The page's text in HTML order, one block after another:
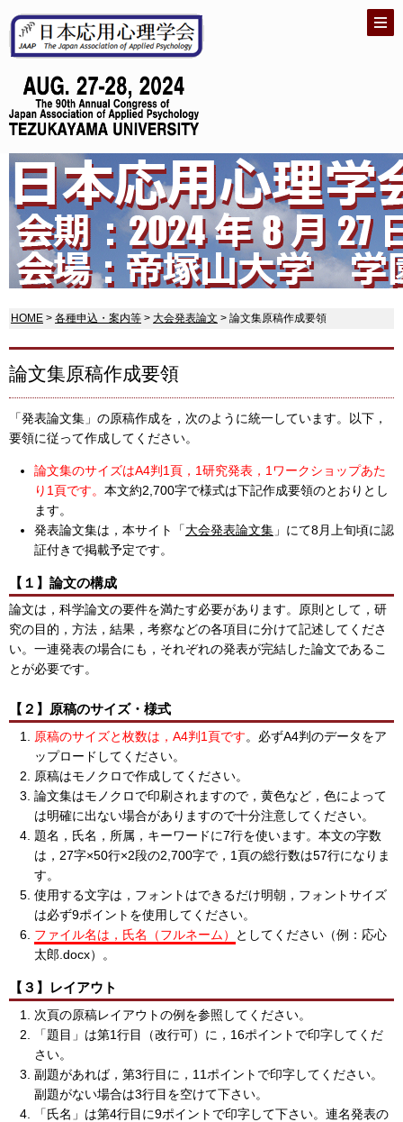
HOME > 各種申込・案内等 > 大会発表論文 > 論文集原稿作成要領
論文集原稿作成要領
「発表論文集」の原稿作成を，次のように統一しています。以下，
要領に従って作成してください。
論文集のサイズはA4判1頁，1研究発表，1ワークショップあた
り1頁です。 本文約2,700字で様式は下記作成要領のとおりとし
ます。
発表論文集は，本サイト「大会発表論文集 」にて8月上旬頃に認
証付きで掲載予定です。
【１】論文の構成
論文は，科学論文の要件を満たす必要があります。原則として，研
究の目的，方法，結果，考察などの各項目に分けて記述してくださ
い。一連発表の場合にも，それぞれの発表が完結した論文であるこ
とが必要です。
【２】原稿のサイズ・様式
原稿のサイズと枚数は，A4判1頁です。必ずA4判のデータをア
ップロードしてください。
原稿はモノクロで作成してください。
論文集はモノクロで印刷されますので，黄色など，色によって
は明確に出ない場合がありますので十分注意してください。
題名，氏名，所属，キーワードに7行を使います。本文の字数
は，27字×50行×2段の2,700字で，1頁の総行数は57行になりま
す。
使用する文字は，フォントはできるだけ明朝，フォントサイズ
は必ず9ポイントを使用してください。
ファイル名は，氏名（フルネーム）
としてください（例：応心
太郎.docx）。
【３】レイアウト
次頁の原稿レイアウトの例を参照してください。
「題目」は第1行目（改行可）に，16ポイントで印字してくだ
さい。
副題があれば，第3行目に，11ポイントで印字してください。
副題がない場合は3行目を空けて下さい。
「氏名」は第4行目に9ポイントで印字して下さい。連名発表の